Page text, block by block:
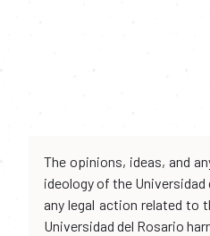
The opinions, ideas, and
ideology of the
any legal action related to
Universidad del Rosario